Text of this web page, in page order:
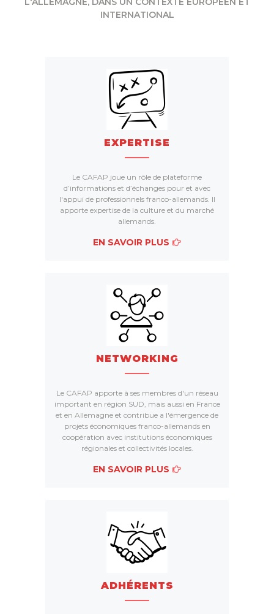
INTERNATIONAL
EXPERTISE
Le CAFAP joue un rôle de plateforme
d’informations et d’échanges pour et avec
l'appui de professionnels franco-allemands. Il
apporte expertise de la culture et du marché
allemands.
EN SAVOIR PLUS
NETWORKING
Le CAFAP apporte à ses membres d'un réseau
important en région SUD, mais aussi en France
et en Allemagne et contribue a l'émergence de
projets économiques franco-allemands en
coopération avec institutions économiques
régionales et collectivités locales.
EN SAVOIR PLUS
ADHÉRENTS